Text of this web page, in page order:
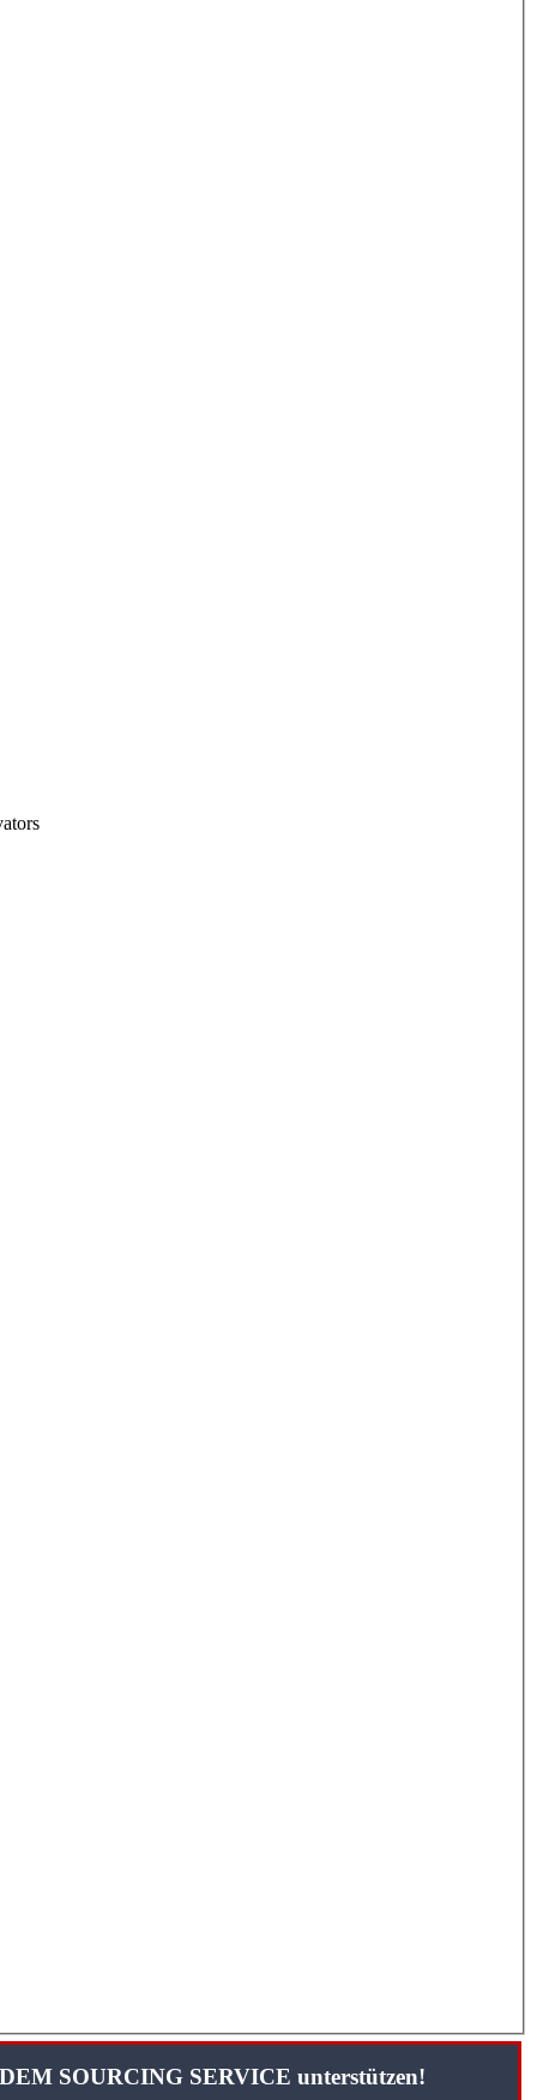
SOURCING SERVICE unterstützen!